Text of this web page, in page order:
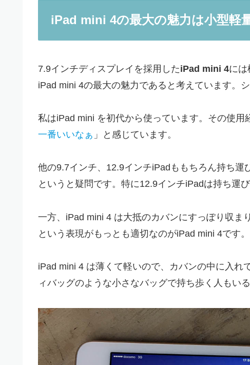
iPad mini 4の最大の魅力は小型軽
7.9インチディスプレイを採用したiPad mini 4には
iPad mini 4の最大の魅力であると考えています。
私はiPad mini を初代から使っています。その使用
一番いいなぁ 」と感じています。
他の9.7インチ、12.9インチiPadももちろん持ち
というと疑問です。特に12.9インチiPadは持ち運
一方、iPad mini 4 は大抵のカバンにすっぽり収ま
という表現がもっとも適切なのがiPad mini 4です。
iPad mini 4 は薄くて軽いので、カバンの中に入
ィバッグのような小さなバッグで持ち歩く人もいる